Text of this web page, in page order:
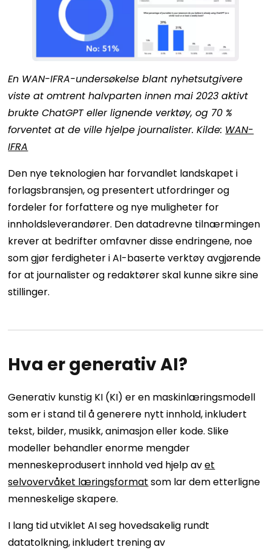
En WAN-IFRA-undersøkelse blant nyhetsutgivere
viste at omtrent halvparten innen mai 2023 aktivt
brukte ChatGPT eller lignende verktøy, og 70 %
forventet at de ville hjelpe journalister. Kilde: WAN-
IFRA
Den nye teknologien har forvandlet landskapet i
forlagsbransjen, og presentert utfordringer og
fordeler for forfattere og nye muligheter for
innholdsleverandører. Den datadrevne tilnærmingen
krever at bedrifter omfavner disse endringene, noe
som gjør ferdigheter i AI-baserte verktøy avgjørende
for at journalister og redaktører skal kunne sikre sine
stillinger.
Hva er generativ AI?
Generativ kunstig KI (KI) er en maskinlæringsmodell
som er i stand til å generere nytt innhold, inkludert
tekst, bilder, musikk, animasjon eller kode. Slike
modeller behandler enorme mengder
menneskeprodusert innhold ved hjelp avet
selvovervåket læringsformat som lar dem etterligne
menneskelige skapere.
I lang tid utviklet AI seg hovedsakelig rundt
datatolkning, inkludert trening av